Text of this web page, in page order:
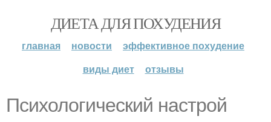
ДИЕТА ДЛЯ ПОХУДЕНИЯ
главная новости
эффективное похудение
виды диет
отзывы
Психологический настрой